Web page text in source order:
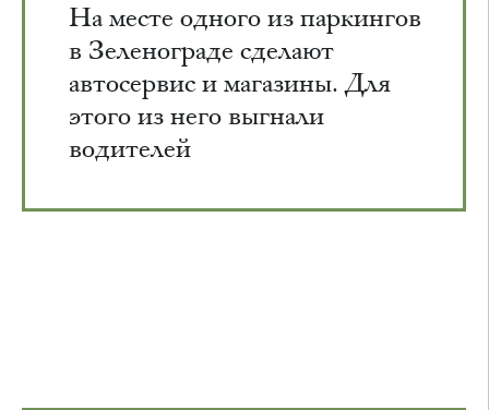
На месте одного из паркингов
в Зеленограде сделают
автосервис и магазины. Для
этого из него выгнали
водителей